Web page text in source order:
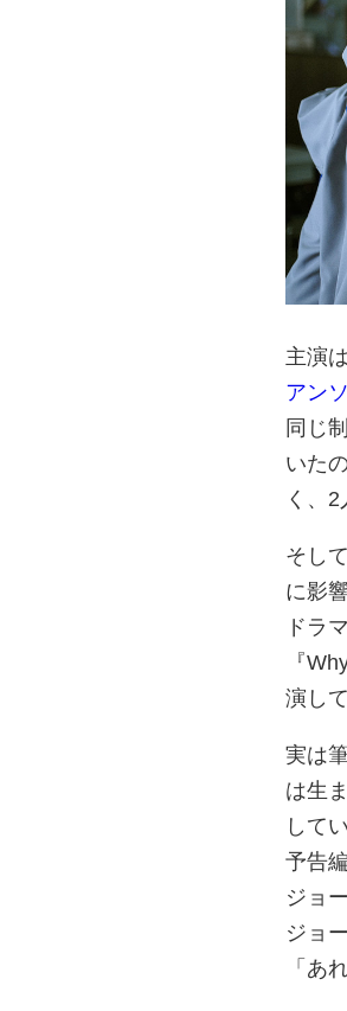
主演
アン
同じ
いた
く、
そし
に影
ドラ
『
演し
実は
は生
して
予告
ジョ
ジョ
「あ